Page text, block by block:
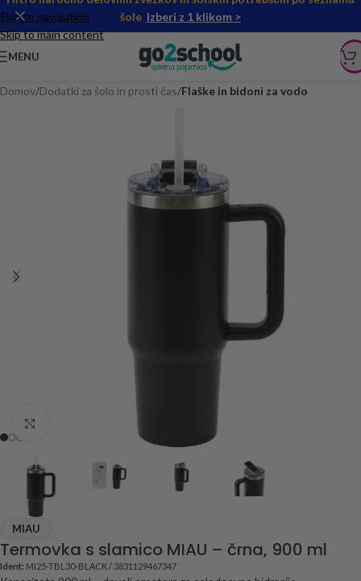
Skip to navigation
Skip to main content
šole Izberi z 1 klikom >
MENU
Domov Dodatki za šolo in prosti čas Flaške in bidoni za vodo
MIAU
Termovka s slamico MIAU – črna, 900 ml
Ident: MI25-TBL30-BLACK / 3831129467347